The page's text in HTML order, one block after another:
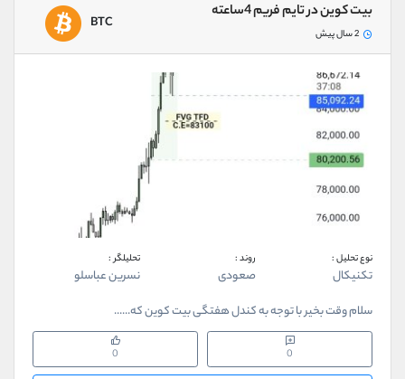
بیت کوین در تایم فریم 4ساعته
2 سال پیش
BTC
نوع تحلیل :
تکنیکال
روند :
صعودی
تحلیلگر :
نسرین عباسلو
سلام وقت بخیر با توجه به کندل هفتگی بیت کوین که......
0
0